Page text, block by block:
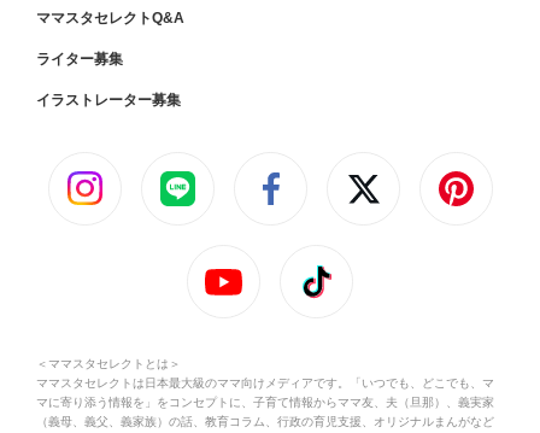
ママスタセレクトQ&A
ライター募集
イラストレーター募集
＜ママスタセレクトとは＞
ママスタセレクトは日本最大級のママ向けメディアです。「いつでも、どこでも、マ
マに寄り添う情報を」をコンセプトに、子育て情報からママ友、夫（旦那）、義実家
（義母、義父、義家族）の話、教育コラム、行政の育児支援、オリジナルまんがなど